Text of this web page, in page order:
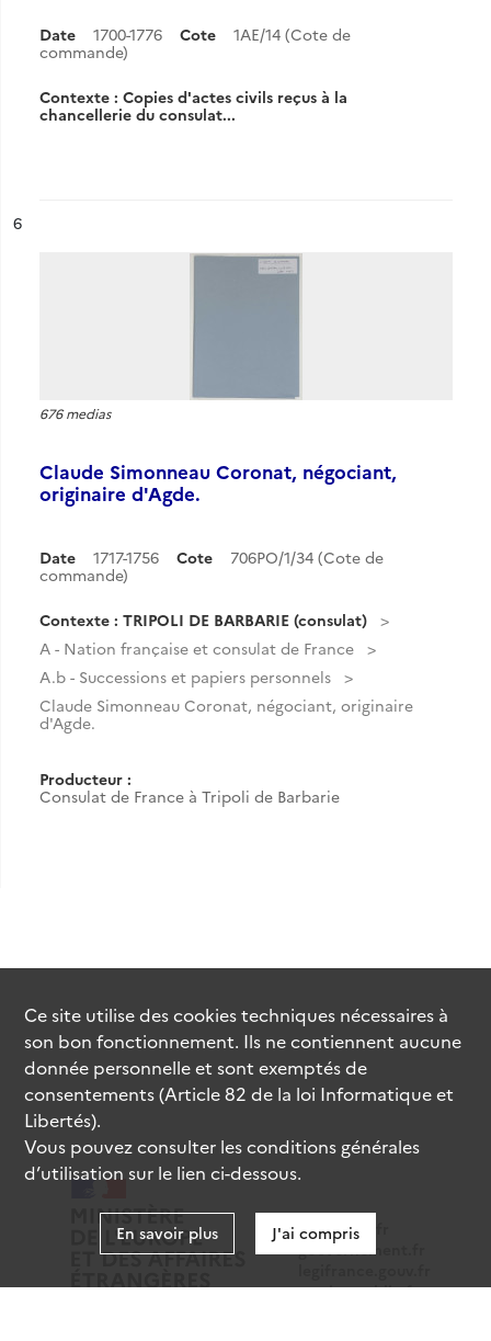
Date 1700-1776 Cote
1AE/14 (Cote de
commande)
Contexte : Copies d'actes civils reçus à la
chancellerie du consulat...
n°
6
676 medias
Claude Simonneau Coronat, négociant,
originaire d'Agde.
Date 1717-1756 Cote
706PO/1/34 (Cote de
commande)
Contexte : TRIPOLI DE BARBARIE (consulat)
A - Nation française et consulat de France
A.b - Successions et papiers personnels
Claude Simonneau Coronat, négociant, originaire
d'Agde.
Producteur :
Consulat de France à Tripoli de Barbarie
data.gouv.fr
gouvernement.fr
service-public.fr
Ce site utilise descookiestechniques nécessaires à
son bon fonctionnement. Ils ne contiennent aucune
donnée personnelle et sont exemptés de
consentements (Article 82 de la loi Informatique et
Libertés).
Vous pouvez consulter les conditions générales
d’utilisation sur le lien ci-dessous.
En savoir plus J'ai compris